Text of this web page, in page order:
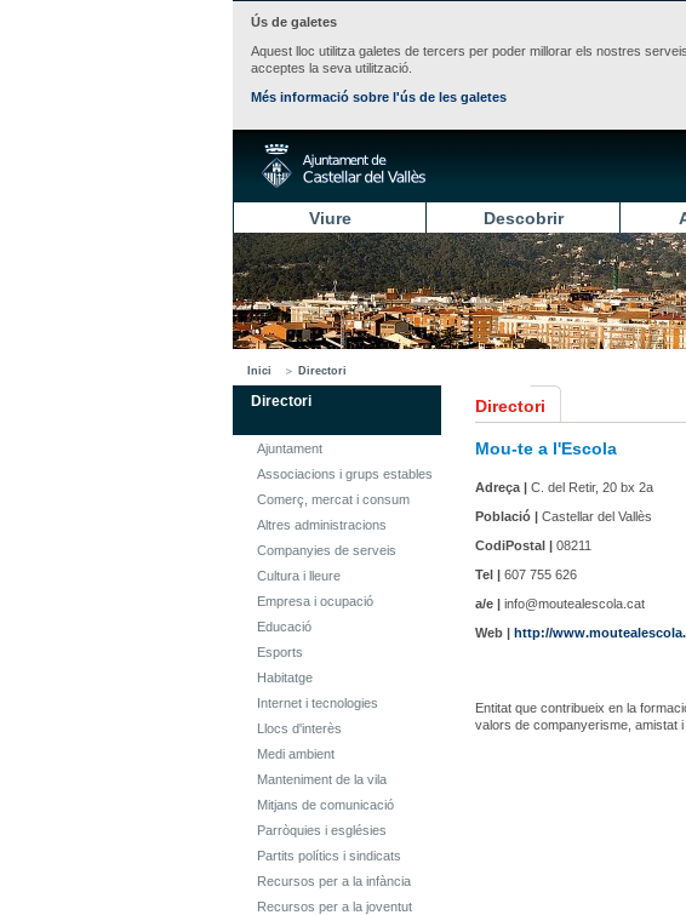
Ús de galetes
Aquest lloc utilitza galetes de tercers per poder millorar els nostres
acceptes la seva utilització.
Més informació sobre l'ús de les galetes
Viure Descobrir
Inici Directori
Directori
Ajuntament
Associacions i grups estables
Comerç, mercat i consum
Altres administracions
Companyies de serveis
Cultura i lleure
Empresa i ocupació
Educació
Esports
Habitatge
Internet i tecnologies
Llocs d'interès
Medi ambient
Manteniment de la vila
Mitjans de comunicació
Parròquies i esglésies
Partits polítics i sindicats
Recursos per a la infància
Recursos per a la joventut
Directori
Mou-te a l'Escola
Adreça | C. del Retir, 20 bx 2a
Població | Castellar del Vallès
CodiPostal | 08211
Tel | 607 755 626
a/e | info@moutealescola.cat
Web | http://
Entitat que contribueix en la
valors de companyerisme, amistat